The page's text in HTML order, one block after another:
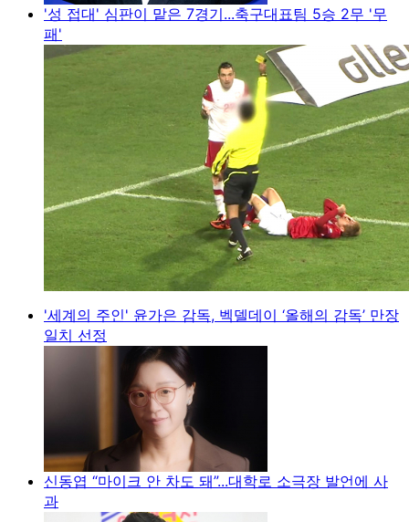
'성 접대' 심판이 맡은 7경기...축구대표팀 5승 2무 '무
패'
'세계의 주인' 윤가은 감독, 벡델데이 ‘올해의 감독’ 만장
일치 선정
신동엽 “마이크 안 차도 돼”...대학로 소극장 발언에 사
과